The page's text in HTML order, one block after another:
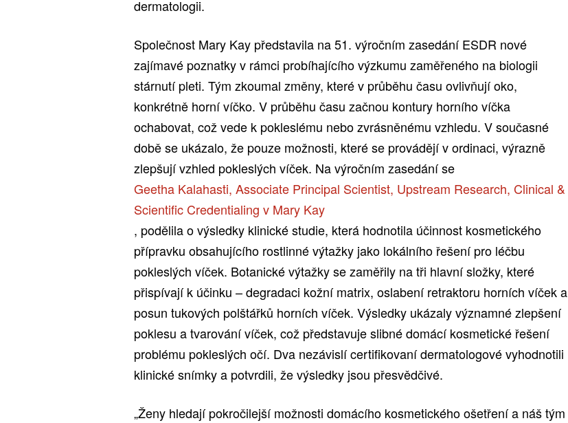
dermatologii.
Společnost Mary Kay představila na 51. výročním zasedání ESDR nové
zajímavé poznatky v rámci probíhajícího výzkumu zaměřeného na biologii
stárnutí pleti. Tým zkoumal změny, které v průběhu času ovlivňují oko,
konkrétně horní víčko. V průběhu času začnou kontury horního víčka
ochabovat, což vede k pokleslému nebo zvrásněnému vzhledu. V současné
době se ukázalo, že pouze možnosti, které se provádějí v ordinaci, výrazně
zlepšují vzhled pokleslých víček. Na výročním zasedání se
Geetha Kalahasti, Associate Principal Scientist, Upstream Research, Clinical &
Scientific Credentialing v Mary Kay
, podělila o výsledky klinické studie, která hodnotila účinnost kosmetického
přípravku obsahujícího rostlinné výtažky jako lokálního řešení pro léčbu
pokleslých víček. Botanické výtažky se zaměřily na tři hlavní složky, které
přispívají k účinku – degradaci kožní matrix, oslabení retraktoru horních víček a
posun tukových polštářků horních víček. Výsledky ukázaly významné zlepšení
poklesu a tvarování víček, což představuje slibné domácí kosmetické řešení
problému pokleslých očí. Dva nezávislí certifikovaní dermatologové vyhodnotili
klinické snímky a potvrdili, že výsledky jsou přesvědčivé.
„Ženy hledají pokročilejší možnosti domácího kosmetického ošetření a náš tým